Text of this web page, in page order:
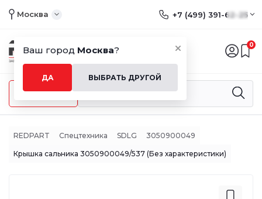
Ваш город Москва?
ДА ВЫБРАТЬ ДРУГОЙ
Москва +7 (499) 391-62-25
0
Меню
REDPART Спецтехника SDLG 3050900049
Крышка сальника 3050900049/537 (Без характеристики)